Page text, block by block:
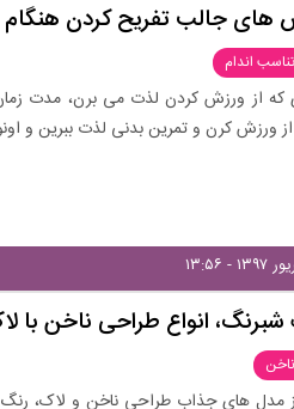
های جالب تفریح کردن
اندام
که از ورزش کردن لذت می برن، مدت
ورزش کرن و تمرین بدنی لذت ببرین و
شبرنگ، انواع طراحی ناخن
مدل های جذاب طراحی ناخن و لاک،